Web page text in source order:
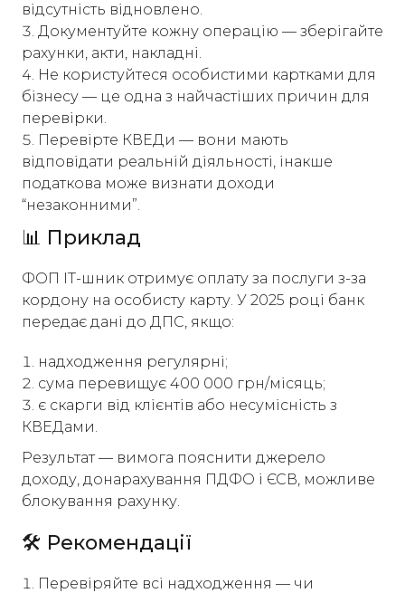
відсутність відновлено.
Документуйте кожну операцію — зберігайте
рахунки, акти, накладні.
Не користуйтеся особистими картками для
бізнесу — це одна з найчастіших причин для
перевірки.
Перевірте КВЕДи — вони мають
відповідати реальній діяльності, інакше
податкова може визнати доходи
“незаконними”.
📊 Приклад
ФОП ІТ-шник отримує оплату за послуги з-за
кордону на особисту карту. У 2025 році банк
передає дані до ДПС, якщо:
надходження регулярні;
сума перевищує 400 000 грн/місяць;
є скарги від клієнтів або несумісність з
КВЕДами.
Результат — вимога пояснити джерело
доходу, донарахування ПДФО і ЄСВ, можливе
блокування рахунку.
🛠️ Рекомендації
Перевіряйте всі надходження — чи